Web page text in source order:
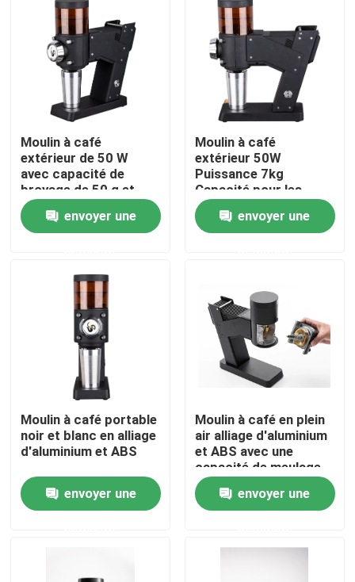
Maison
Produits
Au sujet de nous
Visite d'usine
Contrôle de qualité
Cas
Moulin à café
extérieur de 50 W
avec capacité de
broyage de 50 g et
logo personnalisé
envoyer une
Moulin à café
extérieur 50W
Puissance 7kg
Capacité pour les
amateurs de café
fraîchement moulu
envoyer une
Moulin à café portable
noir et blanc en alliage
d'aluminium et ABS
envoyer une
Moulin à café en plein
air alliage d'aluminium
et ABS avec une
capacité de meulage
de 50 g
envoyer une